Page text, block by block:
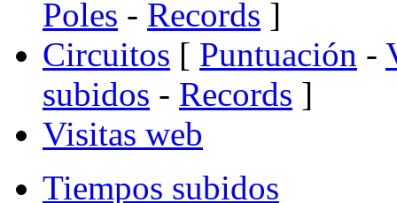
Poles - Records ]
Circuitos [ Puntuación -
subidos - Records ]
Visitas web
Tiempos subidos